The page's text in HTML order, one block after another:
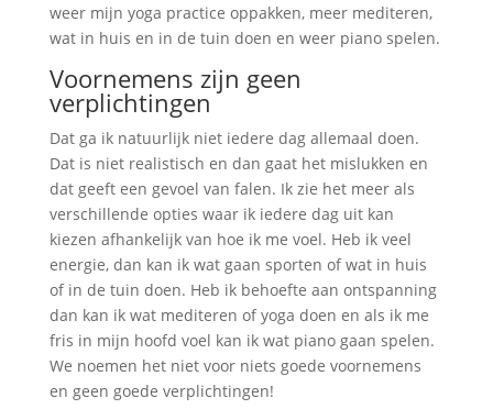
weer mijn yoga practice oppakken, meer mediteren,
wat in huis en in de tuin doen en weer piano spelen.
Voornemens zijn geen
verplichtingen
Dat ga ik natuurlijk niet iedere dag allemaal doen.
Dat is niet realistisch en dan gaat het mislukken en
dat geeft een gevoel van falen. Ik zie het meer als
verschillende opties waar ik iedere dag uit kan
kiezen afhankelijk van hoe ik me voel. Heb ik veel
energie, dan kan ik wat gaan sporten of wat in huis
of in de tuin doen. Heb ik behoefte aan ontspanning
dan kan ik wat mediteren of yoga doen en als ik me
fris in mijn hoofd voel kan ik wat piano gaan spelen.
We noemen het niet voor niets goede voornemens
en geen goede verplichtingen!